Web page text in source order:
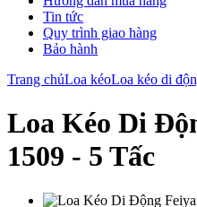
Tin tức
Quy trình giao hàng
Bảo hành
Trang chủLoa kéoLoa kéo di
Loa Kéo Di
1509 - 5 Tấc